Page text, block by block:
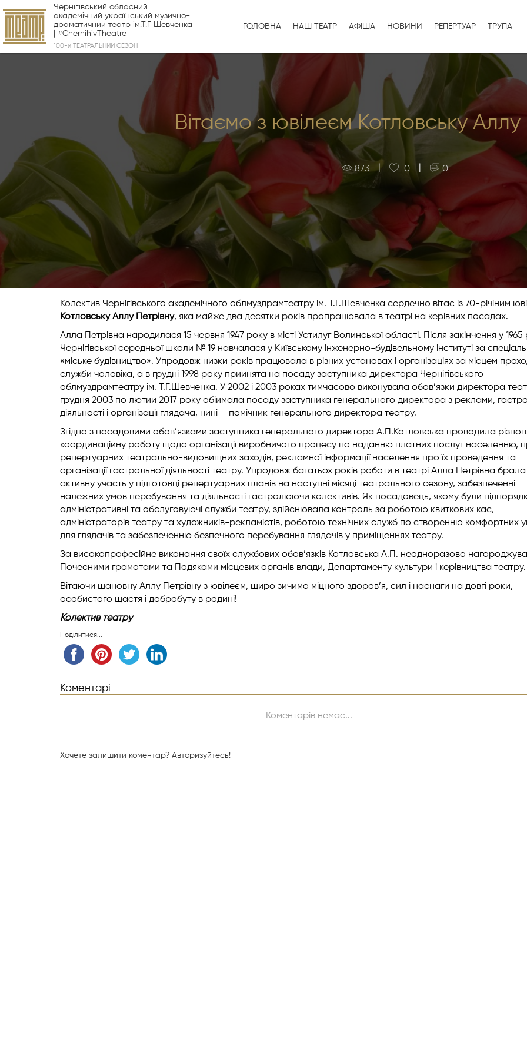
Чернігівський обласний
академічний український музично-
драматичний театр ім.Т.Г Шевченка
| #ChernihivTheatre
100-й ТЕАТРАЛЬНИЙ СЕЗОН
ГОЛОВНА НАШ ТЕАТР АФІША НОВИНИ РЕПЕРТУАР ТРУПА
Вітаємо з ювілеєм Котловську Аллу
873 | 0 0
Колектив Чернігівського академічного облмуздрамтеатру ім. Т.Г.Шевченка сердечно вітає із 70-річіним
Котловську Аллу Петрівну, яка майже два десятки років пропрацювала в театрі на керівних посадах.
Алла Петрівна народилася 15 червня 1947 року в місті Устилуг Волинської області. Після закінчення у 1965
Чернігівської середньої школи № 19 навчалася у Київському інженерно-будівельному інституті за
«міське будівництво». Упродовж низки років працювала в різних установах і організаціях за місцем
служби чоловіка, а в грудні 1998 року прийнята на посаду заступника директора Чернігівського
облмуздрамтеатру ім. Т.Г.Шевченка. У 2002 і 2003 роках тимчасово виконувала обов’язки директора
грудня 2003 по лютий 2017 року обіймала посаду заступника генерального директора з реклами,
діяльності і організації глядача, нині – помічник генерального директора театру.
Згідно з посадовими обов’язками заступника генерального директора А.П.Котловська проводила
координаційну роботу щодо організації виробничого процесу по наданню платних послуг населенню,
репертуарних театрально-видовищних заходів, рекламної інформації населення про їх проведення та
організації гастрольної діяльності театру. Упродовж багатьох років роботи в театрі Алла Петрівна брала
активну участь у підготовці репертуарних планів на наступні місяці театрального сезону, забезпеченні
належних умов перебування та діяльності гастролюючи колективів. Як посадовець, якому були
адміністративні та обслуговуючі служби театру, здійснювала контроль за роботою квиткових кас,
адміністраторів театру та художників-рекламістів, роботою технічних служб по створенню комфортних
для глядачів та забезпеченню безпечного перебування глядачів у приміщеннях театру.
За високопрофесійне виконання своїх службових обов’язків Котловська А.П. неодноразово
Почесними грамотами та Подяками місцевих органів влади, Департаменту культури і керівництва театру.
Вітаючи шановну Аллу Петрівну з ювілеєм, щиро зичимо міцного здоров’я, сил і наснаги на довгі роки,
особистого щастя і добробуту в родині!
Колектив театру
Поділитися...
Коментарі
Коментарів немає...
Хочете залишити коментар? Авторизуйтесь!